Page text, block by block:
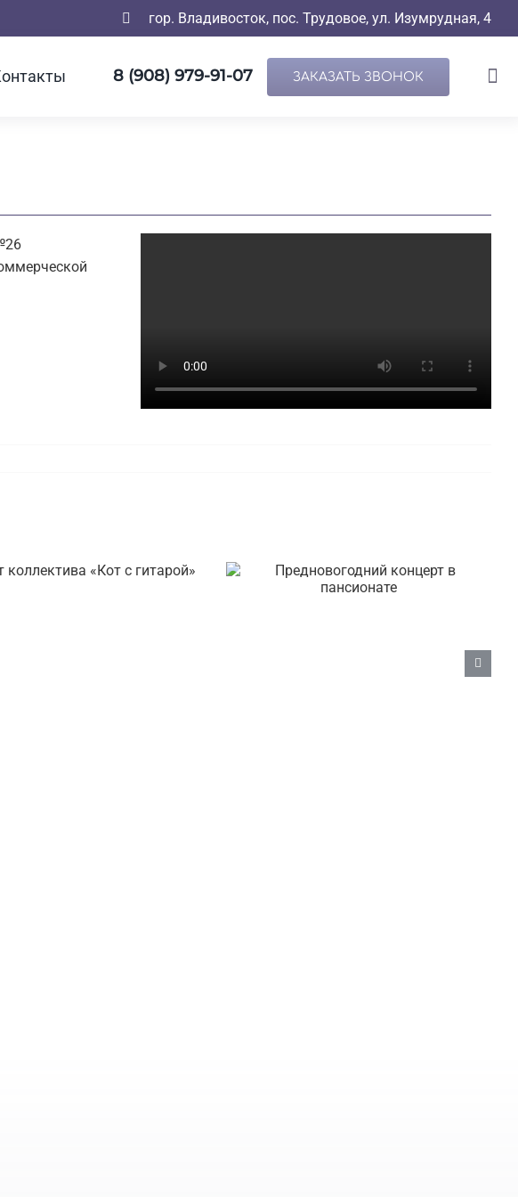
гор. Владивосток, пос. Трудовое, ул. Изумрудная, 4
8 (908) 979-91-07 ЗАКАЗАТЬ ЗВОНОК
коллектива «Кот
Предновогодний концерт
в пансионате